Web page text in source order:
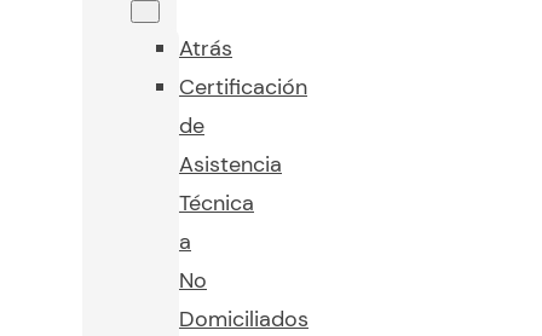
Atrás
Certificación
de
Asistencia
Técnica
a
No
Domiciliados